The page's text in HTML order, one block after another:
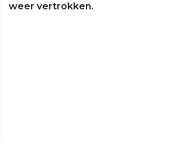
weer vertrokken.